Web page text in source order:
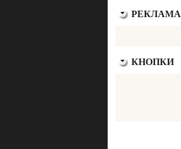
РЕКЛАМА
КНОПКИ